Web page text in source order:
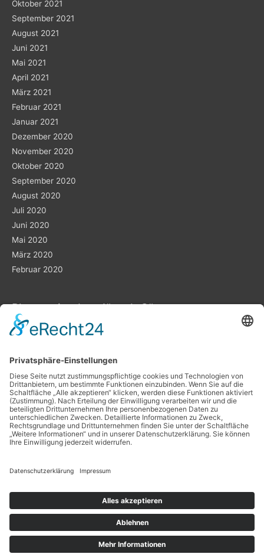
Oktober 2021
September 2021
August 2021
Juni 2021
Mai 2021
April 2021
März 2021
Februar 2021
Januar 2021
Dezember 2020
November 2020
Oktober 2020
September 2020
August 2020
Juli 2020
Juni 2020
Mai 2020
März 2020
Februar 2020
Planung ist das „A“ und „O“
Datenschutz
Copyright © 2026Projekt Eigenheim| Powered byAstra
WordPress-Theme